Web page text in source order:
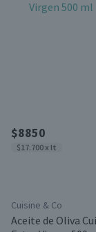
$8850
$17.700 x lt
Cuisine & Co
Aceite de Oliva